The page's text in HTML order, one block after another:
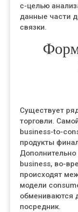
с-целью
данные части
связки.
Существует
торговли.
business-to-
продукты
business, во-
происходят
модели
обмениваются
посредник.